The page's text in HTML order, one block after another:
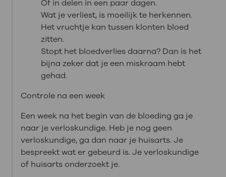
Of in delen in een paar dagen.
Wat je verliest, is moeilijk te herkennen.
Het vruchtje kan tussen klonten bloed
zitten.
Stopt het bloedverlies daarna? Dan is het
bijna zeker dat je een miskraam hebt
gehad.
Controle na een week
Een week na het begin van de bloeding ga je
naar je verloskundige. Heb je nog geen
verloskundige, ga dan naar je huisarts. Je
bespreekt wat er gebeurd is. Je verloskundige
of huisarts onderzoekt je.